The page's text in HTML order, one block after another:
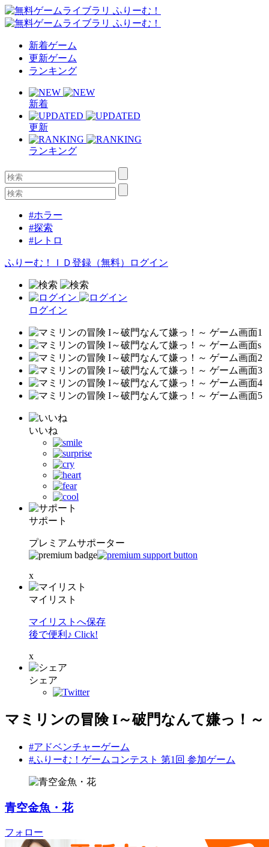
新着ゲーム
更新ゲーム
ランキング
新着
更新
ランキング
#ホラー
#探索
#レトロ
ふりーむ！ＩＤ登録（無料） ログイン
ログイン
いいね
サポート
プレミアムサポーター
x
マイリスト
マイリストへ保存
後で便利♪ Click!
x
シェア
マミリンの冒険 I～破門なんて嫌っ！～
#アドベンチャーゲーム
#ふりーむ！ゲームコンテスト 第1回 参加ゲーム
青空金魚・花
フォロー